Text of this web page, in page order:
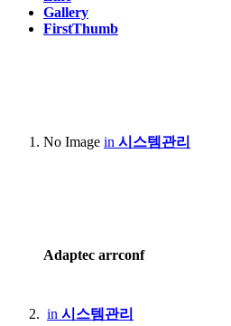
Server :
Motorola Edge 20 pro
Gallery
FirstThumb
No Image in 시스템관리
Adaptec arrconf
in 시스템관리